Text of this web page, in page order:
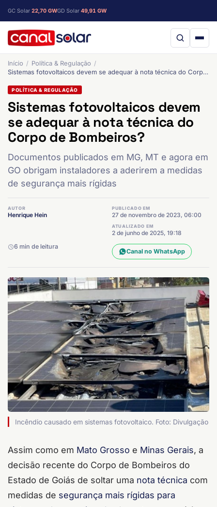
GC Solar 22,70 GWGD Solar 49,91 GW
Início
Política & Regulação
Sistemas fotovoltaicos devem se adequar à nota técnica do Corpo de Bombeiros?
POLÍTICA & REGULAÇÃO
Sistemas fotovoltaicos devem
se adequar à nota técnica do
Corpo de Bombeiros?
Documentos publicados em MG, MT e agora em
GO obrigam instaladores a aderirem a medidas
de segurança mais rígidas
AUTOR
Henrique Hein
PUBLICADO EM
27 de novembro de 2023, 06:00
ATUALIZADO EM
2 de junho de 2025, 19:18
6 min de leitura
Canal no WhatsApp
Incêndio causado em sistemas fotovoltaico. Foto: Divulgação
Assim como em Mato Grosso e Minas Gerais, a
decisão recente do Corpo de Bombeiros do
Estado de Goiás de soltar uma nota técnica com
medidas de segurança mais rígidas para